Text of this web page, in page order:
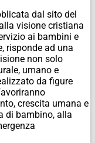
dal sito del
visione cristiana
ai bambini e
risponde ad una
non solo
umano e
da figure
crescita umana e
di bambino, alla